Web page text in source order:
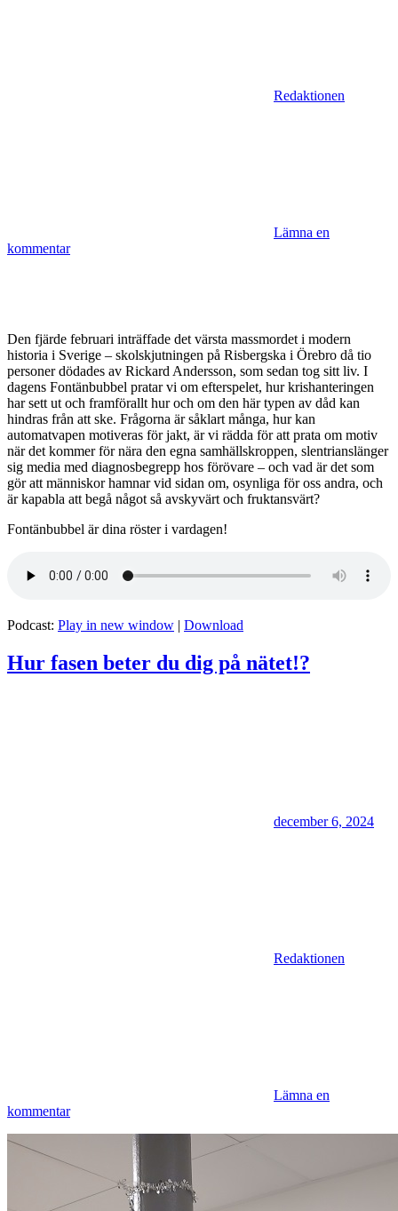
Redaktionen
Lämna en
kommentar
Den fjärde februari inträffade det värsta massmordet i modern
historia i Sverige – skolskjutningen på Risbergska i Örebro då tio
personer dödades av Rickard Andersson, som sedan tog sitt liv. I
dagens Fontänbubbel pratar vi om efterspelet, hur krishanteringen
har sett ut och framförallt hur och om den här typen av dåd kan
hindras från att ske. Frågorna är såklart många, hur kan
automatvapen motiveras för jakt, är vi rädda för att prata om motiv
när det kommer för nära den egna samhällskroppen, slentrianslänger
sig media med diagnosbegrepp hos förövare – och vad är det som
gör att människor hamnar vid sidan om, osynliga för oss andra, och
är kapabla att begå något så avskyvärt och fruktansvärt?
Fontänbubbel är dina röster i vardagen!
Podcast: Play in new window | Download
Hur fasen beter du dig på nätet!?
december 6, 2024
Redaktionen
Lämna en
kommentar